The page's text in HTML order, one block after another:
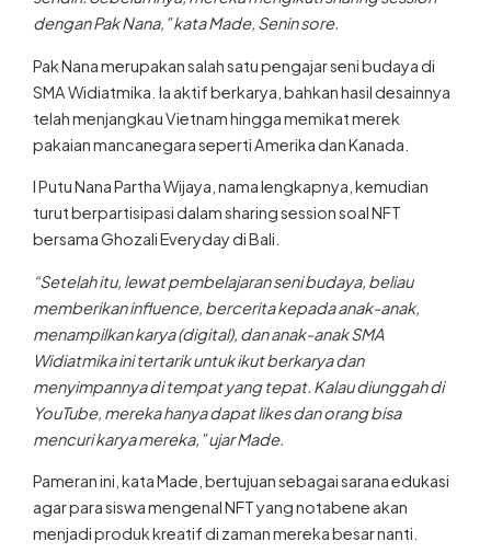
dengan Pak Nana,” kata Made, Senin sore.
Pak Nana merupakan salah satu pengajar seni budaya di
SMA Widiatmika. Ia aktif berkarya, bahkan hasil desainnya
telah menjangkau Vietnam hingga memikat merek
pakaian mancanegara seperti Amerika dan Kanada.
I Putu Nana Partha Wijaya, nama lengkapnya, kemudian
turut berpartisipasi dalam sharing session soal NFT
bersama Ghozali Everyday di Bali.
“Setelah itu, lewat pembelajaran seni budaya, beliau
memberikan influence, bercerita kepada anak-anak,
menampilkan karya (digital), dan anak-anak SMA
Widiatmika ini tertarik untuk ikut berkarya dan
menyimpannya di tempat yang tepat. Kalau diunggah di
YouTube, mereka hanya dapat likes dan orang bisa
mencuri karya mereka,” ujar Made.
Pameran ini, kata Made, bertujuan sebagai sarana edukasi
agar para siswa mengenal NFT yang notabene akan
menjadi produk kreatif di zaman mereka besar nanti.